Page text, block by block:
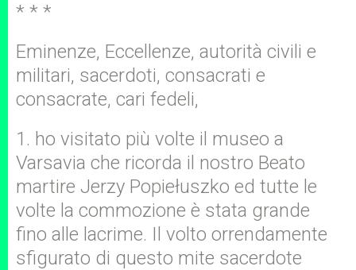
* * *
Eminenze, Eccellenze, autorità civili e
militari, sacerdoti, consacrati e
consacrate, cari fedeli,
1. ho visitato più volte il museo a
Varsavia che ricorda il nostro Beato
martire Jerzy Popiełuszko ed tutte le
volte la commozione è stata grande
fino alle lacrime. Il volto orrendamente
sfigurato di questo mite sacerdote